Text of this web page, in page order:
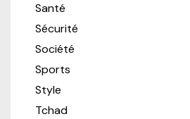
Santé
Sécurité
Société
Sports
Style
Tchad